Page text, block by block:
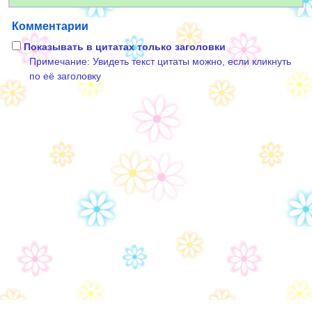
Комментарии
Показывать в цитатах только заголовки
Примечание: Увидеть текст цитаты можно, если кликнуть
по её заголовку